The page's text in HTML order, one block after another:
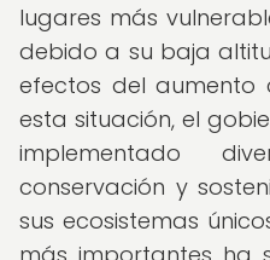
lugares más
debido a su baja
efectos del aumento
esta situación, el
implementado
conservación y
sus ecosistemas